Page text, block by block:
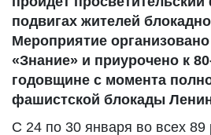
подвигах жителей
Мероприятие
«Знание» и приурочено к
годовщине с момента
фашистской блокады
С 24 по 30 января во всех 89